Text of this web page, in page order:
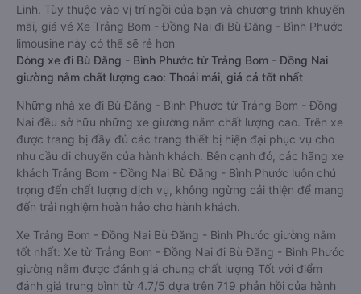
Linh. Tùy thuộc vào vị trí ngồi của bạn và chương trình khuyến
mãi, giá vé Xe Trảng Bom - Đồng Nai đi Bù Đăng - Bình Phước
limousine này có thể sẽ rẻ hơn
Dòng xe đi Bù Đăng - Bình Phước từ Trảng Bom - Đồng Nai
giường nằm chất lượng cao: Thoải mái, giá cả tốt nhất
Những nhà xe đi Bù Đăng - Bình Phước từ Trảng Bom - Đồng
Nai đều sở hữu những xe giường nằm chất lượng cao. Trên xe
được trang bị đầy đủ các trang thiết bị hiện đại phục vụ cho
nhu cầu di chuyển của hành khách. Bên cạnh đó, các hãng xe
khách Trảng Bom - Đồng Nai Bù Đăng - Bình Phước luôn chú
trọng đến chất lượng dịch vụ, không ngừng cải thiện để mang
đến trải nghiệm hoàn hảo cho hành khách.
Xe Trảng Bom - Đồng Nai Bù Đăng - Bình Phước giường nằm
tốt nhất: Xe từ Trảng Bom - Đồng Nai đi Bù Đăng - Bình Phước
giường nằm được đánh giá chung chất lượng Tốt với điểm
đánh giá trung bình từ 4.7/5 dựa trên 719 phản hồi của hành